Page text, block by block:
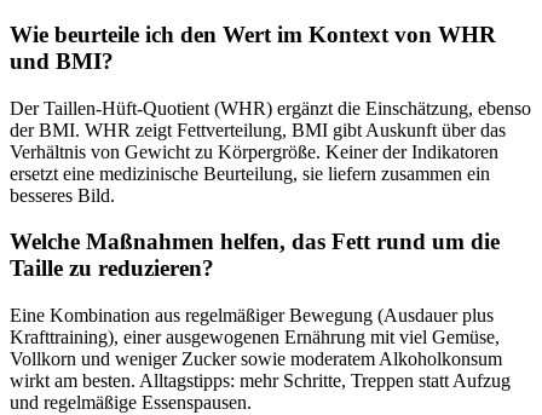
Wie beurteile ich den Wert im Kontext von WHR
und BMI?
Der Taillen-Hüft-Quotient (WHR) ergänzt die Einschätzung, ebenso
der BMI. WHR zeigt Fettverteilung, BMI gibt Auskunft über das
Verhältnis von Gewicht zu Körpergröße. Keiner der Indikatoren
ersetzt eine medizinische Beurteilung, sie liefern zusammen ein
besseres Bild.
Welche Maßnahmen helfen, das Fett rund um die
Taille zu reduzieren?
Eine Kombination aus regelmäßiger Bewegung (Ausdauer plus
Krafttraining), einer ausgewogenen Ernährung mit viel Gemüse,
Vollkorn und weniger Zucker sowie moderatem Alkoholkonsum
wirkt am besten. Alltagstipps: mehr Schritte, Treppen statt Aufzug
und regelmäßige Essenspausen.